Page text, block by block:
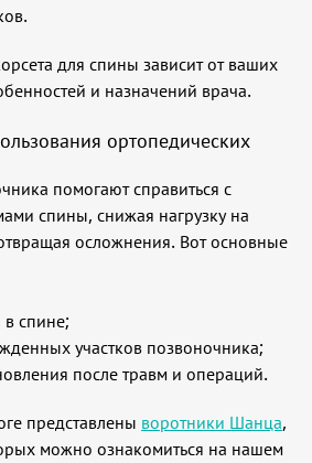
для спины зависит от ваших
и назначений врача.
ортопедических
помогают справиться с
спины, снижая нагрузку на
осложнения. Вот основные
спине;
участков позвоночника;
после травм и операций.
представлены воротники Шанца,
можно ознакомиться на нашем